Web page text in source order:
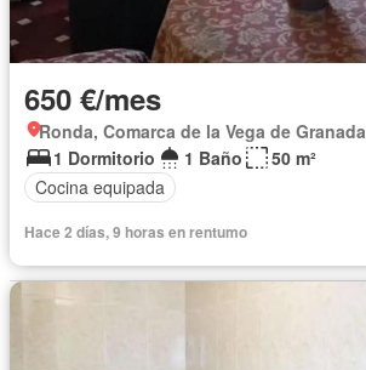
650 €/mes
Ronda, Comarca de la Vega de Granada
1 Dormitorio
1 Baño
50 m²
Cocina equipada
Hace 2 días, 9 horas en rentumo